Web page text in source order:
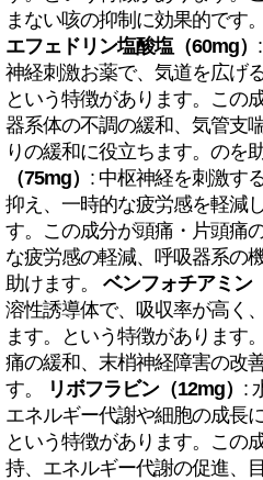
まない咳の抑制に効果的です
エフェドリン塩酸塩（60mg）
神経刺激お薬で、気道を広げ
という特徴があります。この
器系体の不調の緩和、気管支
りの緩和に役立ちます。のを
（75mg） : 中枢神経を刺激す
抑え、一時的な疲労感を軽減
す。この成分が頭痛・片頭痛
な疲労感の軽減、呼吸器系の
助けます。 ベンフォチアミン
溶性誘導体で、吸収率が高く
ます。という特徴があります
痛の緩和、末梢神経障害の改
す。
リボフラビン（12mg） :
エネルギー代謝や細胞の成長
という特徴があります。この
持、エネルギー代謝の促進、